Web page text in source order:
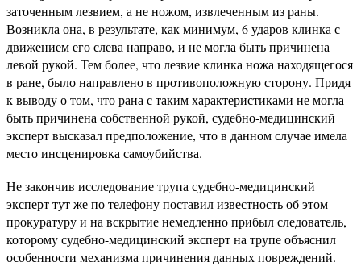
заточенным лезвием, а не ножом, извлеченным из раны.
Возникла она, в результате, как минимум, 6 ударов клинка с
движением его слева направо, и не могла быть причинена
левой рукой. Тем более, что лезвие клинка ножа находящегося
в ране, было направлено в противоположную сторону. Придя
к выводу о том, что рана с таким характеристиками не могла
быть причинена собственной рукой, судебно-медицинский
эксперт высказал предположение, что в данном случае имела
место инсценировка самоубийства.
Не закончив исследование трупа судебно-медицинский
эксперт тут же по телефону поставил известность об этом
прокуратуру и на вскрытие немедленно прибыл следователь,
которому судебно-медицинский эксперт на трупе объяснил
особенности механизма причинения данных повреждений.